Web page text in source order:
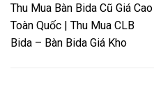
Thu Mua Bàn Bida Cũ Giá Cao
Toàn Quốc | Thu Mua CLB
Bida – Bàn Bida Giá Kho